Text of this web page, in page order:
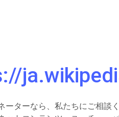
ーターなら、私たちにご相談